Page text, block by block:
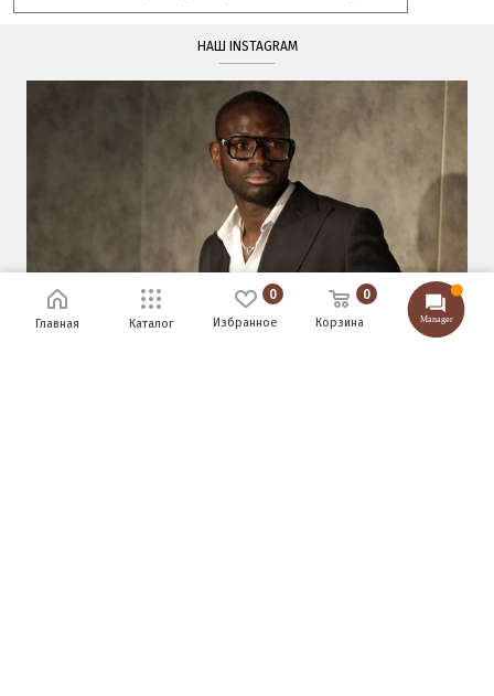
НАШ INSTAGRAM
Главная Каталог
0
Избранное
0
Корзина